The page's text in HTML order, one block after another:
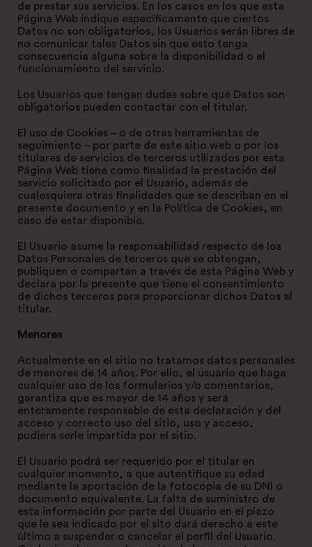
de prestar sus servicios. En los casos en los que esta
Página Web indique específicamente que ciertos
Datos no son obligatorios, los Usuarios serán libres de
no comunicar tales Datos sin que esto tenga
consecuencia alguna sobre la disponibilidad o el
funcionamiento del servicio.
Los Usuarios que tengan dudas sobre qué Datos son
obligatorios pueden contactar con el titular.
El uso de Cookies – o de otras herramientas de
seguimiento – por parte de este sitio web o por los
titulares de servicios de terceros utilizados por esta
Página Web tiene como finalidad la prestación del
servicio solicitado por el Usuario, además de
cualesquiera otras finalidades que se describan en el
presente documento y en la Política de Cookies, en
caso de estar disponible.
El Usuario asume la responsabilidad respecto de los
Datos Personales de terceros que se obtengan,
publiquen o compartan a través de esta Página Web y
declara por la presente que tiene el consentimiento
de dichos terceros para proporcionar dichos Datos al
titular.
Menores
Actualmente en el sitio no tratamos datos personales
de menores de 14 años. Por ello, el usuario que haga
cualquier uso de los formularios y/o comentarios,
garantiza que es mayor de 14 años y será
enteramente responsable de esta declaración y del
acceso y correcto uso del sitio, uso y acceso,
pudiera serle impartida por el sitio.
El Usuario podrá ser requerido por el titular en
cualquier momento, a que autentifique su edad
mediante la aportación de la fotocopia de su DNI o
documento equivalente. La falta de suministro de
esta información por parte del Usuario en el plazo
que le sea indicado por el sito dará derecho a este
último a suspender o cancelar el perfil del Usuario.